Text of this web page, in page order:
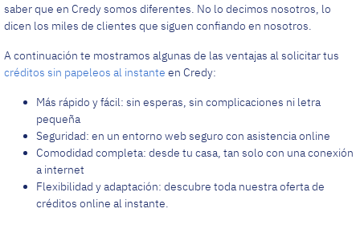
saber que en Credy somos diferentes. No lo decimos nosotros, lo
dicen los miles de clientes que siguen confiando en nosotros.
A continuación te mostramos algunas de las ventajas al solicitar tus
créditos sin papeleos al instante en Credy:
Más rápido y fácil: sin esperas, sin complicaciones ni letra
pequeña
Seguridad: en un entorno web seguro con asistencia online
Comodidad completa: desde tu casa, tan solo con una conexión
a internet
Flexibilidad y adaptación: descubre toda nuestra oferta de
créditos online al instante.